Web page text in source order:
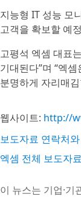
지능형 IT 성능 모
고객을 확보할 예
고평석 엑셈 대표
기대된다”며 “엑
분명하게 자리매
웹사이트: http://
보도자료 연락처
엑셈 전체 보도자
이 뉴스는 기업·